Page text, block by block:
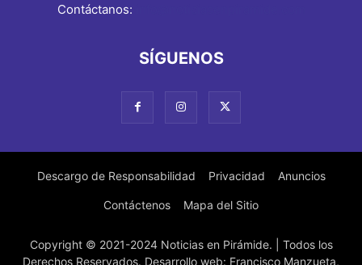
Contáctanos:
SÍGUENOS
Descargo de Responsabilidad Privacidad Anuncios
Contáctenos Mapa del Sitio
Copyright © 2021-2024 Noticias en Pirámide. | Todos los
Derechos Reservados. Desarrollo web: Francisco Manzueta,